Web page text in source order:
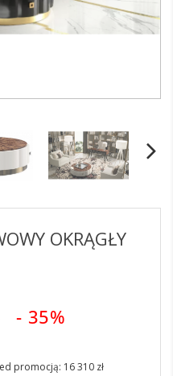
OKRĄGŁY
- 35%
promocją: 16 310 zł